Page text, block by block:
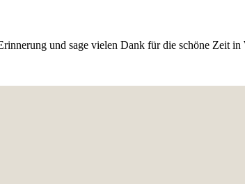
und sage vielen Dank für die schöne Zeit